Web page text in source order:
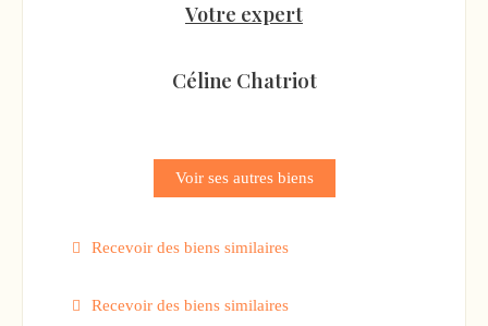
Votre expert
Céline Chatriot
Voir ses autres biens
Recevoir des biens similaires
Recevoir des biens similaires